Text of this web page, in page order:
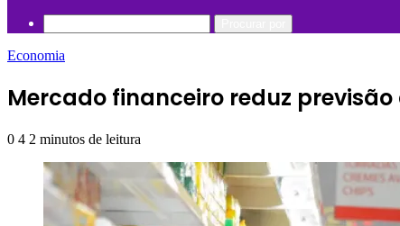
Economia
Mercado financeiro reduz
0 4 2 minutos de leitura